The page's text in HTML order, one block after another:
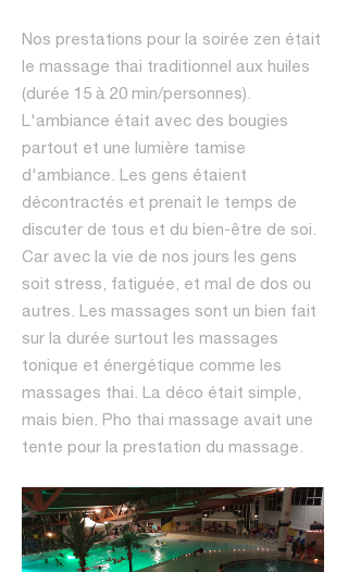
Nos prestations pour la soirée zen était
le massage thai traditionnel aux huiles
(durée 15 à 20 min/personnes).
L'ambiance était avec des bougies
partout et une lumière tamise
d'ambiance. Les gens étaient
décontractés et prenait le temps de
discuter de tous et du bien-être de soi.
Car avec la vie de nos jours les gens
soit stress, fatiguée, et mal de dos ou
autres. Les massages sont un bien fait
sur la durée surtout les massages
tonique et énergétique comme les
massages thai. La déco était simple,
mais bien. Pho thai massage avait une
tente pour la prestation du massage.